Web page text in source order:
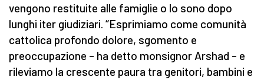
vengono restituite alle famiglie o lo sono dopo
lunghi iter giudiziari. “Esprimiamo come comunità
cattolica profondo dolore, sgomento e
preoccupazione – ha detto monsignor Arshad – e
rileviamo la crescente paura tra genitori, bambini e